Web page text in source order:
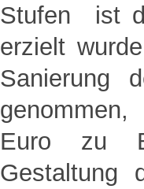
Stufen ist
erzielt
Sanierung
Euro zu
Gestaltung